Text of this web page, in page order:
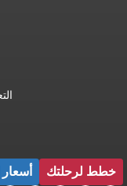
خطط لرحلتك أسعار